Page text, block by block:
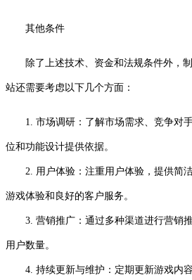
其他条件
除了上述技术、资金和法规条件外，
站还需要考虑以下几个方面：
1. 市场调研：了解市场需求、竞争对
位和功能设计提供依据。
2. 用户体验：注重用户体验，提供简洁
游戏体验和良好的客户服务。
3. 营销推广：通过多种渠道进行营销推
用户数量。
4. 持续更新与维护：定期更新游戏内容